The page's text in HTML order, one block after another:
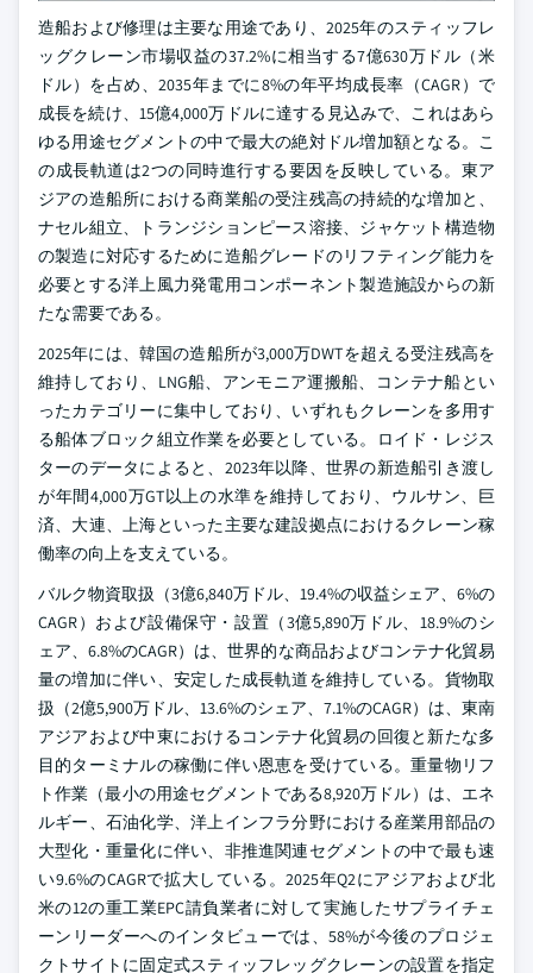
造船および修理は主要な用途であり、2025年のスティッフレ
ッグクレーン市場収益の37.2%に相当する7億630万ドル（米
ドル）を占め、2035年までに8%の年平均成長率（CAGR）で
成長を続け、15億4,000万ドルに達する見込みで、これはあら
ゆる用途セグメントの中で最大の絶対ドル増加額となる。こ
の成長軌道は2つの同時進行する要因を反映している。東ア
ジアの造船所における商業船の受注残高の持続的な増加と、
ナセル組立、トランジションピース溶接、ジャケット構造物
の製造に対応するために造船グレードのリフティング能力を
必要とする洋上風力発電用コンポーネント製造施設からの新
たな需要である。
2025年には、韓国の造船所が3,000万DWTを超える受注残高を
維持しており、LNG船、アンモニア運搬船、コンテナ船とい
ったカテゴリーに集中しており、いずれもクレーンを多用す
る船体ブロック組立作業を必要としている。ロイド・レジス
ターのデータによると、2023年以降、世界の新造船引き渡し
が年間4,000万GT以上の水準を維持しており、ウルサン、巨
済、大連、上海といった主要な建設拠点におけるクレーン稼
働率の向上を支えている。
バルク物資取扱（3億6,840万ドル、19.4%の収益シェア、6%の
CAGR）および設備保守・設置（3億5,890万ドル、18.9%のシ
ェア、6.8%のCAGR）は、世界的な商品およびコンテナ化貿易
量の増加に伴い、安定した成長軌道を維持している。貨物取
扱（2億5,900万ドル、13.6%のシェア、7.1%のCAGR）は、東南
アジアおよび中東におけるコンテナ化貿易の回復と新たな多
目的ターミナルの稼働に伴い恩恵を受けている。重量物リフ
ト作業（最小の用途セグメントである8,920万ドル）は、エネ
ルギー、石油化学、洋上インフラ分野における産業用部品の
大型化・重量化に伴い、非推進関連セグメントの中で最も速
い9.6%のCAGRで拡大している。2025年Q2にアジアおよび北
米の12の重工業EPC請負業者に対して実施したサプライチェ
ーンリーダーへのインタビューでは、58%が今後のプロジェ
クトサイトに固定式スティッフレッグクレーンの設置を指定